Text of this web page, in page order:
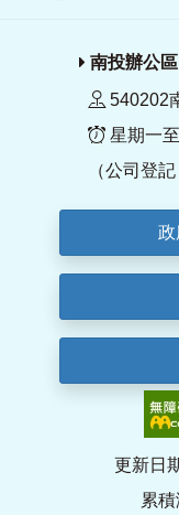
南投辦公區
540202
星期一
（公司登
政
更新日
累